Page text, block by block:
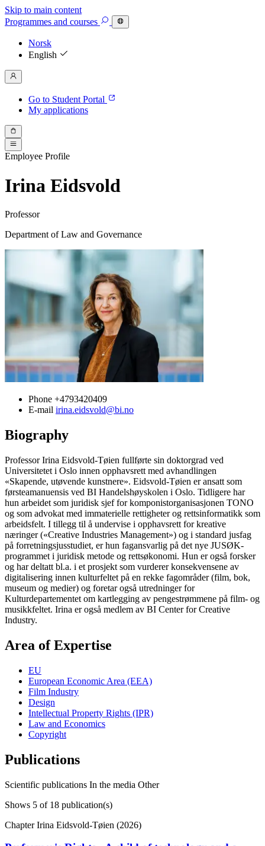
Skip to main content
Programmes and courses
Norsk
English
Go to Student Portal
My applications
Employee Profile
Irina Eidsvold
Professor
Department of Law and Governance
Phone +4793420409
E-mail irina.eidsvold@bi.no
Biography
Professor Irina Eidsvold-Tøien fullførte sin doktorgrad ved
Universitetet i Oslo innen opphavsrett med avhandlingen
«Skapende, utøvende kunstnere». Eidsvold-Tøien er ansatt som
førsteamanuensis ved BI Handelshøyskolen i Oslo. Tidligere har
hun arbeidet som juridisk sjef for komponistorganisasjonen TONO
og som advokat med immaterielle rettigheter og rettsinformatikk som
arbeidsfelt. I tillegg til å undervise i opphavsrett for kreative
næringer («Creative Industries Management») og i standard jusfag
på forretningsjusstudiet, er hun fagansvarlig på det nye JUSØK-
programmet i juridisk metode og rettsøkonomi. Hun er også forsker
og har deltatt bl.a. i et prosjekt som vurderer konsekvensene av
digitalisering innen kulturfeltet på en rekke fagområder (film, bok,
museum og medier) og foretar også utredninger for
Kulturdepartementet om kartlegging av pengestrømmene på film- og
musikkfeltet. Irina er også medlem av BI Center for Creative
Industry.
Area of Expertise
EU
European Economic Area (EEA)
Film Industry
Design
Intellectual Property Rights (IPR)
Law and Economics
Copyright
Publications
Scientific publications In the media Other
Shows 5 of 18 publication(s)
ChapterIrina Eidsvold-Tøien (2026)